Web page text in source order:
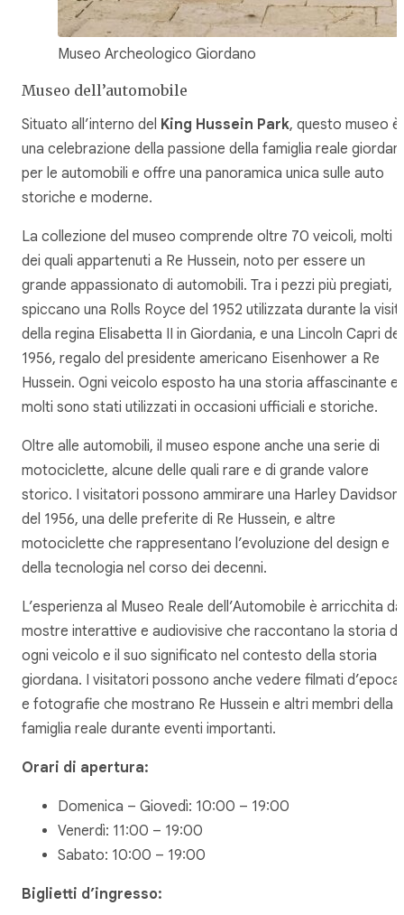
Museo Archeologico Giordano
Museo dell’automobile
Situato all’interno del King Hussein Park, questo museo è
una celebrazione della passione della famiglia reale
per le automobili e offre una panoramica unica sulle auto
storiche e moderne.
La collezione del museo comprende oltre 70 veicoli, molti
dei quali appartenuti a Re Hussein, noto per essere un
grande appassionato di automobili. Tra i pezzi più pregiati,
spiccano una Rolls Royce del 1952 utilizzata durante la
della regina Elisabetta II in Giordania, e una Lincoln Capri del
1956, regalo del presidente americano Eisenhower a Re
Hussein. Ogni veicolo esposto ha una storia affascinante e
molti sono stati utilizzati in occasioni ufficiali e storiche.
Oltre alle automobili, il museo espone anche una serie di
motociclette, alcune delle quali rare e di grande valore
storico. I visitatori possono ammirare una Harley Davidson
del 1956, una delle preferite di Re Hussein, e altre
motociclette che rappresentano l’evoluzione del design e
della tecnologia nel corso dei decenni.
L’esperienza al Museo Reale dell’Automobile è arricchita da
mostre interattive e audiovisive che raccontano la storia di
ogni veicolo e il suo significato nel contesto della storia
giordana. I visitatori possono anche vedere filmati d’epoca
e fotografie che mostrano Re Hussein e altri membri della
famiglia reale durante eventi importanti.
Orari di apertura:
Domenica – Giovedì: 10:00 – 19:00
Venerdì: 11:00 – 19:00
Sabato: 10:00 – 19:00
Biglietti d’ingresso: